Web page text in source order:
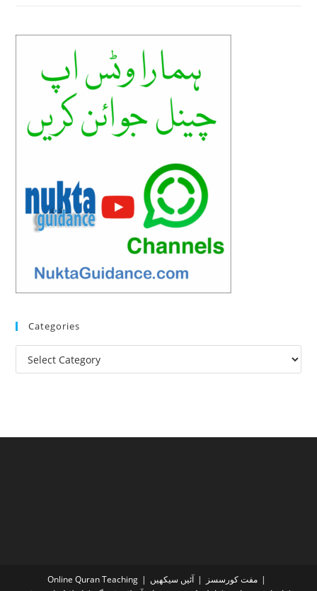
Categories
Categories
Online Quran Teaching آئیں سیکھیں
مفت کورسسز